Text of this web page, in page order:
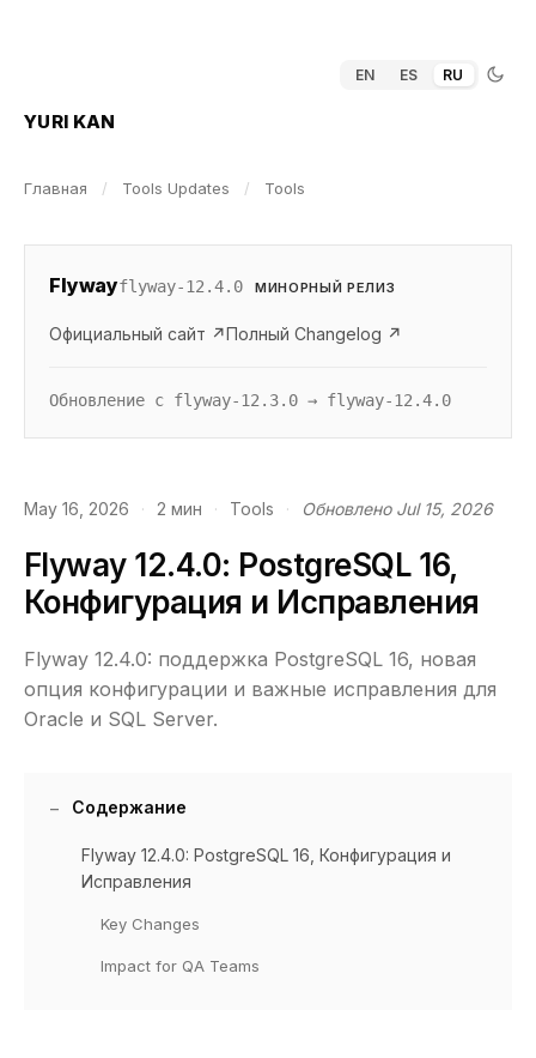
EN ES RU
YURI KAN
Главная / Tools Updates / Tools
Flywayflyway-12.4.0 МИНОРНЫЙ РЕЛИЗ
Официальный сайт ↗Полный Changelog ↗
Обновление с flyway-12.3.0 → flyway-12.4.0
May 16, 2026 · 2 мин · Tools · Обновлено Jul 15, 2026
Flyway 12.4.0: PostgreSQL 16,
Конфигурация и Исправления
Flyway 12.4.0: поддержка PostgreSQL 16, новая
опция конфигурации и важные исправления для
Oracle и SQL Server.
Содержание
Flyway 12.4.0: PostgreSQL 16, Конфигурация и
Исправления
Key Changes
Impact for QA Teams